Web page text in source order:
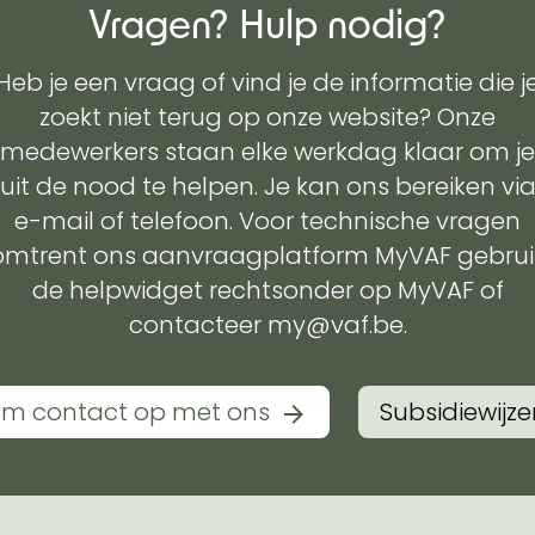
Vragen? Hulp nodig?
je een vraag of vind je de informatie die
zoekt niet terug op onze website? Onze
medewerkers staan elke werkdag klaar om je
uit de nood te helpen. Je kan ons bereiken via
e-mail of telefoon. Voor technische vragen
ons aanvraagplatform MyVAF
de helpwidget rechtsonder op MyVAF of
contacteer my@vaf.be.
contact op met ons